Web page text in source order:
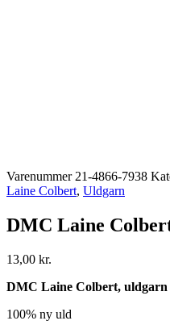
Varenummer 21-4866-7938
Laine Colbert, Uldgarn
DMC Laine
13,00 kr.
DMC Laine Colbert, uldgarn
100% ny uld